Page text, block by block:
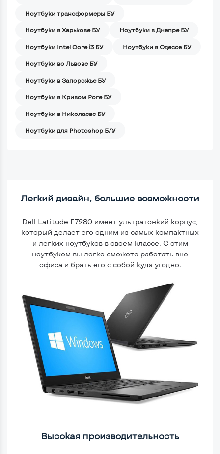
Ноутбуки трансформеры БУ
Ноутбуки в Харькове БУ Ноутбуки в Днепре БУ
Ноутбуки Intel Core i3 БУ Ноутбуки в Одессе БУ
Ноутбуки во Львове БУ
Ноутбуки в Запорожье БУ
Ноутбуки в Кривом Роге БУ
Ноутбуки в Николаеве БУ
Ноутбуки для Photoshop Б/У
Легкий дизайн, большие возможности
Dell Latitude E7280 имеет ультратонкий корпус,
который делает его одним из самых компактных
и легких ноутбуков в своем классе. С этим
ноутбуком вы легко сможете работать вне
офиса и брать его с собой куда угодно.
Высокая производительность